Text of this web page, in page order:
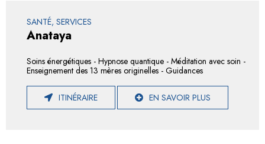
SANTÉ, SERVICES
Anataya
Soins énergétiques - Hypnose quantique - Méditation avec soin -
Enseignement des 13 mères originelles - Guidances
ITINÉRAIRE EN SAVOIR PLUS